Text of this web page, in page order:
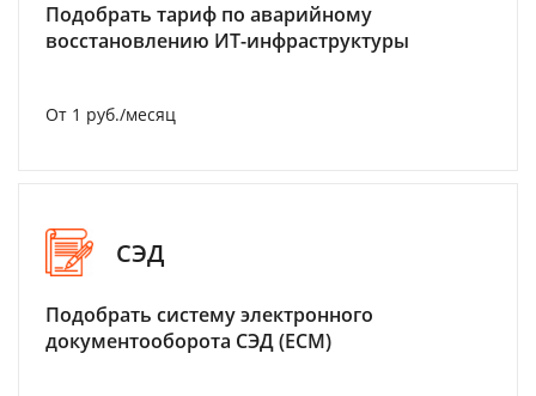
Подобрать тариф по аварийному
восстановлению ИТ-инфраструктуры
От 1 руб./месяц
СЭД
Подобрать систему электронного
документооборота СЭД (ECM)